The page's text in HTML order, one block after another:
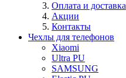
Оплата и доставка
Акции
Контакты
Чехлы для телефонов
Xiaomi
Ultra PU
SAMSUNG